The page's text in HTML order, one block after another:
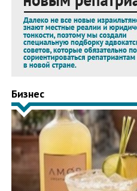
Бизнес